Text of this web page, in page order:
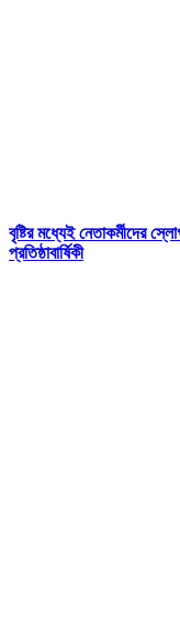
বৃষ্টির মধ্যেই নেতাকর্মীদের
প্রতিষ্ঠাবার্ষিকী